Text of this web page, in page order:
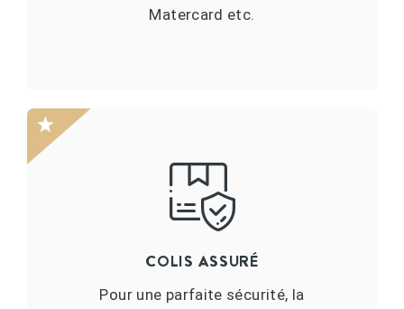
Matercard etc.
COLIS ASSURÉ
Pour une parfaite sécurité, la